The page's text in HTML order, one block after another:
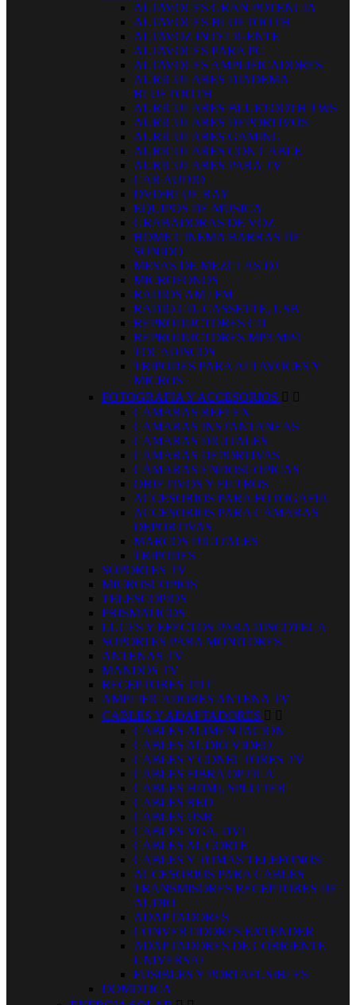
ALTAVOCES GRAN POTENCIA
ALTAVOCES BLUETOOTH
ALTAVOZ INTELIGENTE
ALTAVOCES PARA PC
ALTAVOCES AMPLIFICADORES
AURICULARES DIADEMA
BLUETOOTH
AURICULARES BLUETOOTH TWS
AURICULARES DEPORTIVOS
AURICULARES GAMING
AURICULARES CON CABLE
AURICULARES PARA TV
CAR AUDIO
DVD/BLUE RAY
EQUIPOS DE MÚSICA
GRABADORAS DE VOZ
HOME CINEMA BARRAS DE
SONIDO
MESAS DE MEZCLAS DJ
MICROFONOS
RADIOS AM / FM
RADIO CD, CASSETTE, USB
REPRODUCTORES CD
REPRODUCTORES MP3 MP4
TOCADISCOS
TRIPODES PARA ALTAVOCES Y
MICROS
FOTOGRAFIA Y ACCESORIOS  
CAMARAS REFLEX
CAMARAS INSTANTANEAS
CAMARAS DIGITALES
CAMARAS DEPORTIVAS
CÁMARAS ENDOSCOPICAS
OBJETIVOS Y FILTROS
ACCESORIOS PARA FOTOGAFIA
ACCESORIOS PARA CÁMARAS
DEPORTIVAS
MARCOS DIGITALES
TRIPODES
SOPORTES TV
MICROSCOPIOS
TELESCOPIOS
PRISMATICOS
LUCES Y EFECTOS PARA DISCOTECA
SOPORTES PARA MONITORES
ANTENAS TV
MANDOS TV
RECEPTORES TDT
AMPLIFICADORES ANTENA TV
CABLES Y ADAPTADORES  
CABLES ALIMENTACION
CABLES AUDIO VIDEO
CABLES Y CONECTORES TV
CABLES FIBRA OPTICA
CABLES HDMI, SPLITTER
CABLES RED
CABLES USB
CABLES VGA, DVI
CABLES AL CORTE
CABLES Y TOMAS TELEFONOS
ACCESORIOS PARA CABLES
TRANSMISORES RECEPTORES DE
AUDIO
ADAPTADORES
CONVERTIDORES EXTENDER
ADAPTADORES DE CORRIENTE
UNIVERSAL
FUSIBLES Y PORTAFUSIBLES
DOMOTICA